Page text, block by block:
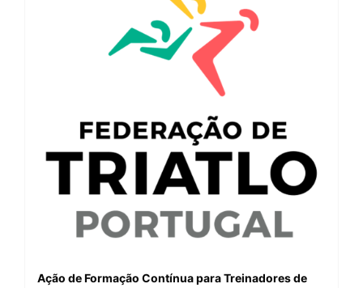
Ação de Formação Contínua para Treinadores de